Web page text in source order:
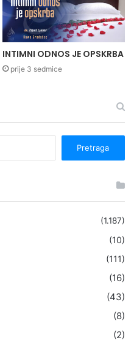
INTIMNI ODNOS JE OPSKRBA
prije 3 sedmice
(1.187)
(10)
(111)
(16)
(43)
(8)
(2)